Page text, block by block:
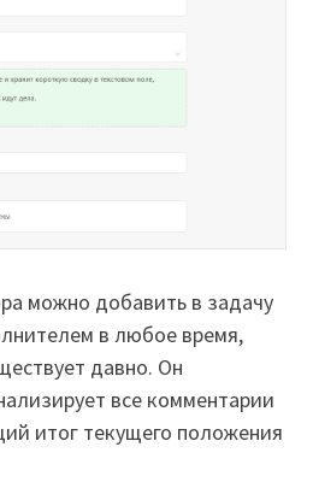
можно добавить в задачу
в любое время,
давно. Он
все комментарии
итог текущего положения